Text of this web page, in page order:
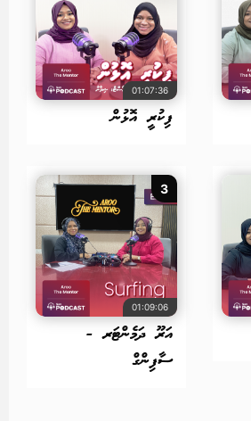
01:07:36
ފިކުރީ އޮޅުން
3
01:09:06
އަރޫ ދަމެންޓަރ -
ސާފިންގް